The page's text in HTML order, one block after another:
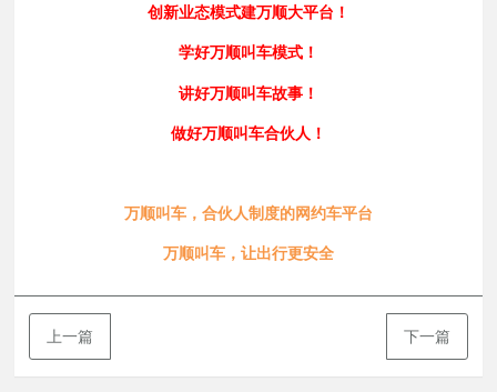
创新业态模式建万顺大平台！
学好万顺叫车模式！
讲好万顺叫车故事！
做好万顺叫车合伙人！
万顺叫车，合伙人制度的网约车平台
万顺叫车，让出行更安全
上一篇 下一篇